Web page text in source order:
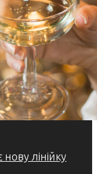
лінійку